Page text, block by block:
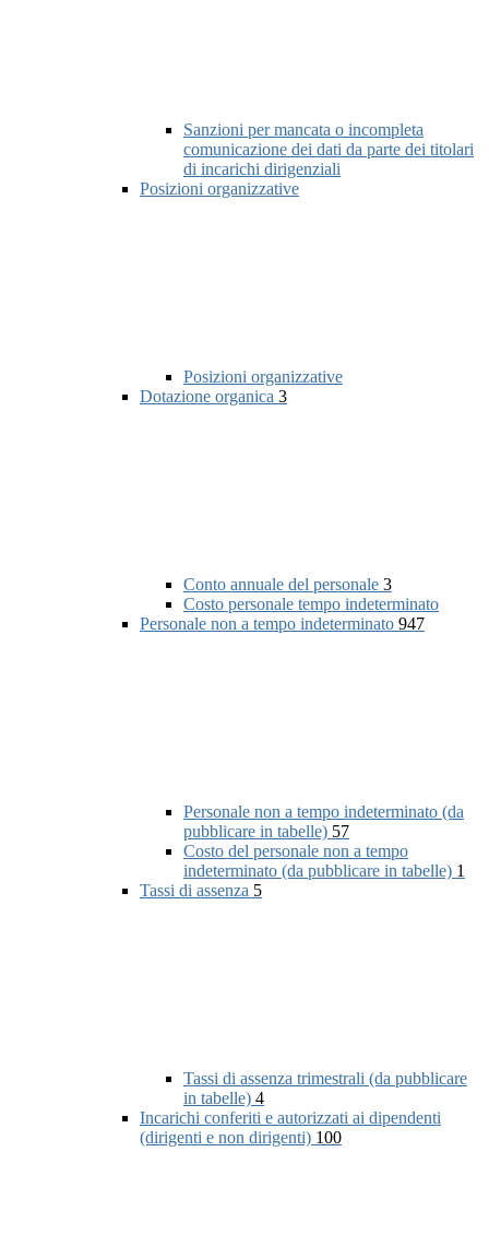
Sanzioni per mancata o incompleta
comunicazione dei dati da parte dei titolari
di incarichi dirigenziali
Posizioni organizzative
Posizioni organizzative
Dotazione organica 3
Conto annuale del personale 3
Costo personale tempo indeterminato
Personale non a tempo indeterminato 947
Personale non a tempo indeterminato (da
pubblicare in tabelle) 57
Costo del personale non a tempo
indeterminato (da pubblicare in tabelle) 1
Tassi di assenza 5
Tassi di assenza trimestrali (da pubblicare
in tabelle) 4
Incarichi conferiti e autorizzati ai dipendenti
(dirigenti e non dirigenti) 100